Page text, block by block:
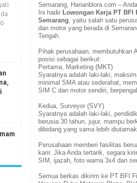
Semarang, Harianblora.com –
Ini hadir Lowongan Kerja PT BFI
Semarang, yaitu salah satu
dan motor yang berada di
Tengah.
Pihak perusahaan, membutuhkan
posisi sebagai berikut:
Pertama, Marketing (MKT)
Syaratnya adalah laki-laki,
minimal SMA atau sederahat,
SIM C dan motor sendiri,
Kedua, Surveyor (SVY)
Syaratnya adalah laki-laki,
berusia 30 tahun, jujur, mampu
dibidang yang sama lebih
Perusahaan memberi fasilitas
karir. Jika Anda tertarik, segara
SIM, ijazah, foto warna 3x4 dan
Semua berkas dikirim ke PT BFI